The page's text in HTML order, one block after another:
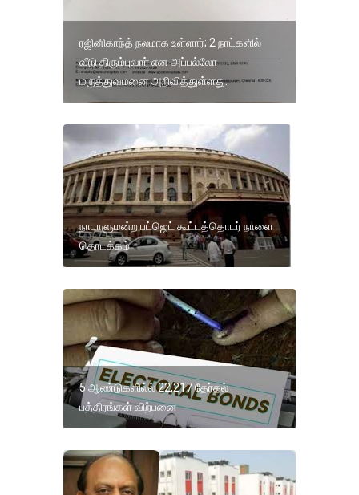
ரஜினிகாந்த் நலமாக உள்ளார்; 2 நாட்களில்
வீடு திரும்புவார் என அப்பல்லோ
மருத்துவமனை அறிவித்துள்ளது.
நாடாளுமன்ற பட்ஜெட் கூட்டத்தொடர் நாளை
தொடக்கம்
5 ஆண்டுகளில்ல் 22,217 தேர்தல்
பத்திரங்கள் விற்பனை